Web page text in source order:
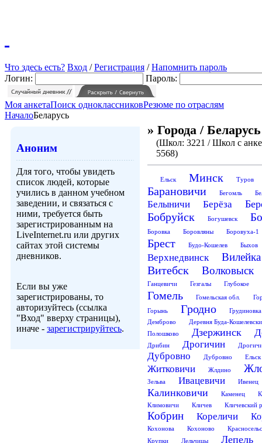
Что здесь есть? Вход /Регистрация /Напомнить пароль
Логин:
Пароль:
Моя анкетаПоиск одноклассниковРезюме по отраслям
НачалоБеларусь
Аноним
Для того, чтобы увидеть
список людей, которые
учились в данном учебном
заведении, и связаться с
ними, требуется быть
зарегистрированным на
LiveInternet.ru или других
сайтах этой системы
дневников.
Если вы уже
зарегистрированы, то
авторизуйтесь (ссылка
"Вход" вверху страницы),
иначе - зарегистрируйтесь.
» Города / Беларусь
(Школ: 3221 / Школ с
5568)
Eльск Mинск Tуров
Барановичи Бегомль
Белыничи Берёза
Бобруйск Богушевск
Боровка Боровляны Боровуха-1
Брест Будо-Кошелев Быхов
Верхнедвинск Вилейка
Витебск Волковыск
Ганцевичи Гезгалы Глубокое
Гомель Гомельская обл.
Горынь
Гродно
Грудиновка
Демброво
Деревня Буда-
Полошково
Дзержинск
Дрибин Дрогичин
Дубровно Дубровно Ельск
Житковичи Жлдино
Зельва Ивацевичи Ивенец
Калинковичи Каменец
Климовичи
Кличев Кличевский
Кобрин Кореличи
Кохонова Кохоново
Крупки
Лельчицы Лепель